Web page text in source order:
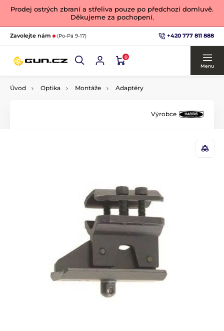
Prodej ostrých zbraní a střeliva pouze po předchozí domluvě.
Děkujeme za pochopení.
Zavolejte nám (Po-Pá 9-17) +420 777 811 888
0
Menu
Úvod Optika Montáže Adaptéry
Výrobce